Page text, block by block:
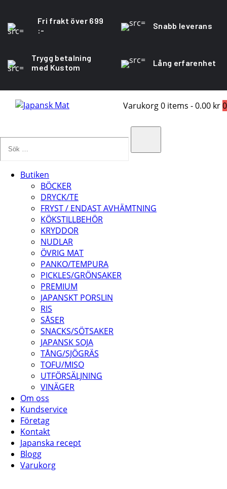
Fri frakt över 699
:-
Snabb leverans
Trygg betalning
med Kustom
Lång erfarenhet
Varukorg0 items -0.00 kr0
Butiken
BÖCKER
DRYCK/TE
FRYST / ENDAST AVHÄMTNING
KÖKSTILLBEHÖR
KRYDDOR
NUDLAR
ÖVRIG MAT
PANKO/TEMPURA
PICKLES/GRÖNSAKER
PREMIUM
JAPANSKT PORSLIN
RIS
SÅSER
SNACKS/SÖTSAKER
JAPANSK SOJA
TÅNG/SJÖGRÄS
TOFU/MISO
UTFÖRSÄLJNING
VINÄGER
Om oss
Kundservice
Företag
Kontakt
Japanska recept
Blogg
Varukorg